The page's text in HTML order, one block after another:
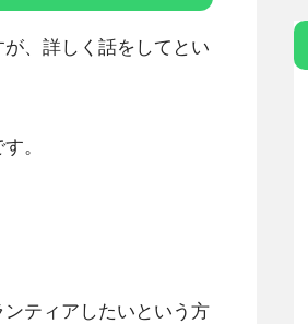
、詳しく話をしてとい
。
ティアしたいという方